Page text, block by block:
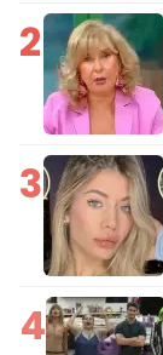
2
3
4